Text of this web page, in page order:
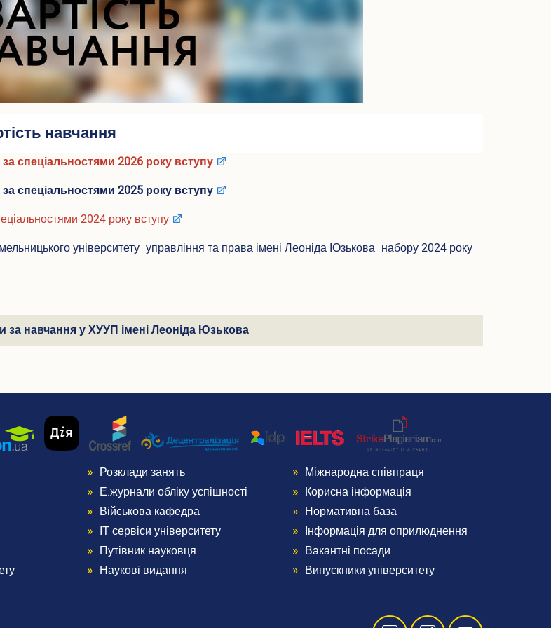
навчання
спеціальностями 2026 року вступу
спеціальностями 2025 року вступу
2024 року вступу
університету управління та права імені Леоніда ІОзькова набору 2024 року
за навчання у ХУУП імені Леоніда Юзькова
Menu
Footer
3
Розклади занять
Е.журнали обліку успішності
Військова кафедра
ІТ сервіси університету
Путівник науковця
Наукові видання
Menu
Footer
4
Міжнародна співпраця
Корисна інформація
Нормативна база
Інформація для оприлюднення
Вакантні посади
Випускники університету